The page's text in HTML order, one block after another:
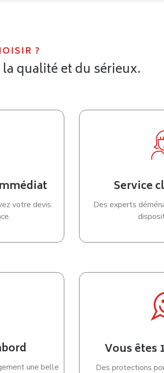
?
qualité et du sérieux.
votre devis.
Service
Des experts
une belle
Vous êtes
Des protections